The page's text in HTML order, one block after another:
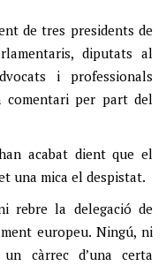
de tres presidents de
diputats al
i professionals
comentari per part del
acabat dient que el
una mica el despistat.
rebre la delegació de
europeu. Ningú, ni
càrrec d’una certa